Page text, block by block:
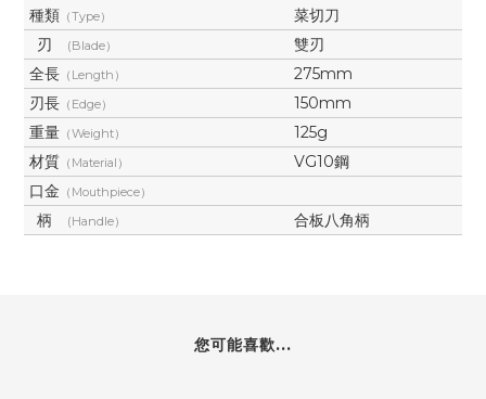
種類 （Type）
菜切刀
刃
(Blade）
雙刃
全長 （Length）
275mm
刃長 （Edge）
150mm
重量 （Weight）
125g
材質 （Material）
VG10鋼
口金 （Mouthpiece）
柄 (Handle） 合板八角柄
您可能喜歡...